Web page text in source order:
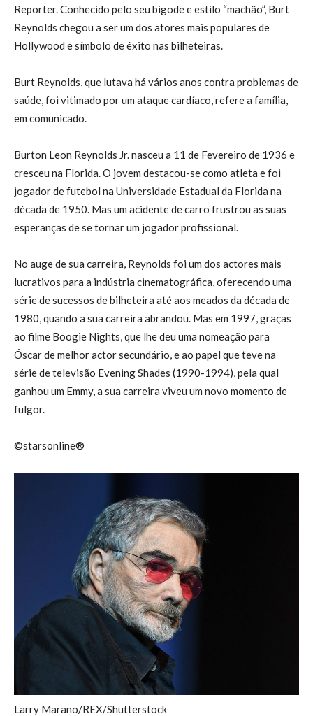
Reporter. Conhecido pelo seu bigode e estilo “machão”, Burt
Reynolds chegou a ser um dos atores mais populares de
Hollywood e símbolo de êxito nas bilheteiras.
Burt Reynolds, que lutava há vários anos contra problemas de
saúde, foi vitimado por um ataque cardíaco, refere a família,
em comunicado.
Burton Leon Reynolds Jr. nasceu a 11 de Fevereiro de 1936 e
cresceu na Florida. O jovem destacou-se como atleta e foi
jogador de futebol na Universidade Estadual da Florida na
década de 1950. Mas um acidente de carro frustrou as suas
esperanças de se tornar um jogador profissional.
No auge de sua carreira, Reynolds foi um dos actores mais
lucrativos para a indústria cinematográfica, oferecendo uma
série de sucessos de bilheteira até aos meados da década de
1980, quando a sua carreira abrandou. Mas em 1997, graças
ao filme Boogie Nights, que lhe deu uma nomeação para
Óscar de melhor actor secundário, e ao papel que teve na
série de televisão Evening Shades (1990-1994), pela qual
ganhou um Emmy, a sua carreira viveu um novo momento de
fulgor.
©starsonline®
Larry Marano/REX/Shutterstock